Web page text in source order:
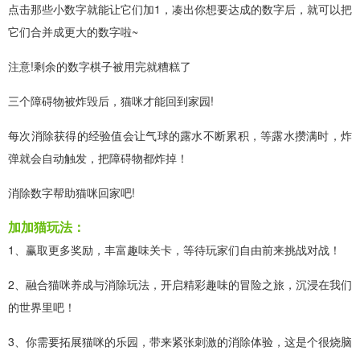
点击那些小数字就能让它们加1，凑出你想要达成的数字后，就可以把
它们合并成更大的数字啦~
注意!剩余的数字棋子被用完就糟糕了
三个障碍物被炸毁后，猫咪才能回到家园!
每次消除获得的经验值会让气球的露水不断累积，等露水攒满时，炸
弹就会自动触发，把障碍物都炸掉！
消除数字帮助猫咪回家吧!
加加猫玩法：
1、赢取更多奖励，丰富趣味关卡，等待玩家们自由前来挑战对战！
2、融合猫咪养成与消除玩法，开启精彩趣味的冒险之旅，沉浸在我们
的世界里吧！
3、你需要拓展猫咪的乐园，带来紧张刺激的消除体验，这是个很烧脑